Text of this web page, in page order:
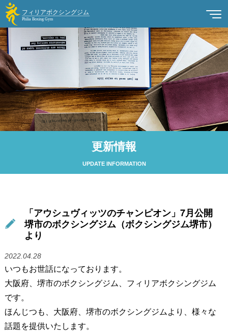
更新情報
UPDATE INFORMATION
「アウシュヴィッツのチャンピオン」7月公開
堺市のボクシングジム（ボクシングジム堺市）
より
2022.04.28
いつもお世話になっております。
大阪府、堺市のボクシングジム、フィリアボクシングジム
です。
ほんじつも、大阪府、堺市のボクシングジムより、様々な
話題を提供いたします。